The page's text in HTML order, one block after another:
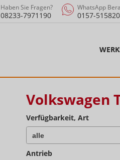
Haben Sie Fragen?
08233-7971190
WhatsApp
0157-
Volkswagen
Verfügbarkeit, Art
Antrieb